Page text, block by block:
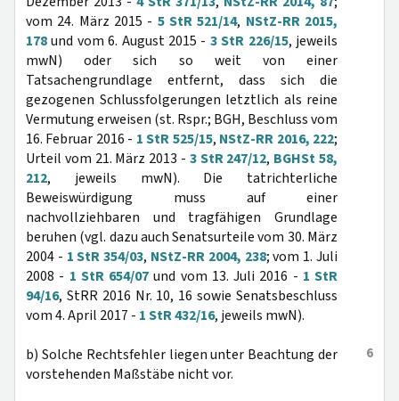
vom 24. März 2015 - 5 StR 521/14, NStZ-RR 2015,
178und vom 6. August 2015 - 3 StR 226/15, jeweils
mwN) oder sich so weit von einer
Tatsachengrundlage entfernt, dass sich die
gezogenen Schlussfolgerungen letztlich als reine
Vermutung erweisen (st. Rspr.; BGH, Beschluss vom
16. Februar 2016 - 1 StR 525/15, NStZ-RR 2016, 222;
Urteil vom 21. März 2013 - 3 StR 247/12, BGHSt 58,
212, jeweils mwN). Die tatrichterliche
Beweiswürdigung muss auf einer
nachvollziehbaren und tragfähigen Grundlage
beruhen (vgl. dazu auch Senatsurteile vom 30. März
2004 - 1 StR 354/03, NStZ-RR 2004, 238; vom 1. Juli
2008 - 1 StR 654/07 und vom 13. Juli 2016 - 1 StR
94/16, StRR 2016 Nr. 10, 16 sowie Senatsbeschluss
vom 4. April 2017 - 1 StR 432/16, jeweils mwN).
6
b) Solche Rechtsfehler liegen unter Beachtung der
vorstehenden Maßstäbe nicht vor.